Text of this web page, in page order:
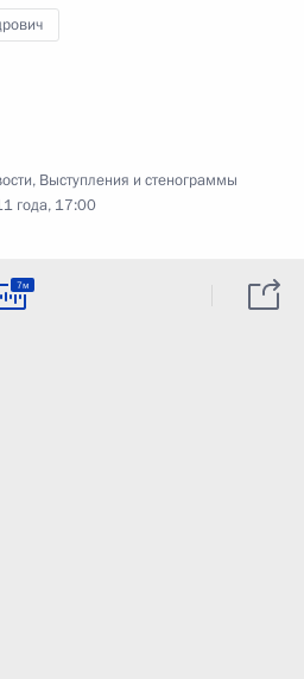
, Выступления и стенограммы
года, 17:00
7м